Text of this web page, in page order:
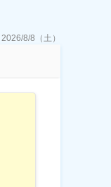
2026/8/8（土）